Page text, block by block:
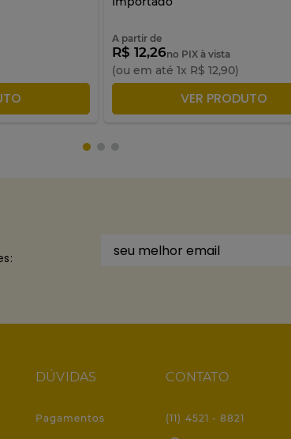
A partir de
R$ 12,26no PIX à vista
(ou em até 1x R$ 12,90)
ADICIONAR À SACOLA
VER PRODUTO
DÚVIDAS
Pagamentos
CONTATO
(11) 4521 - 8821